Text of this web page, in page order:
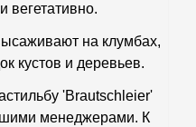
вегетативно.
на клумбах,
кустов и деревьев.
'Brautschleier'
менеджерами. К